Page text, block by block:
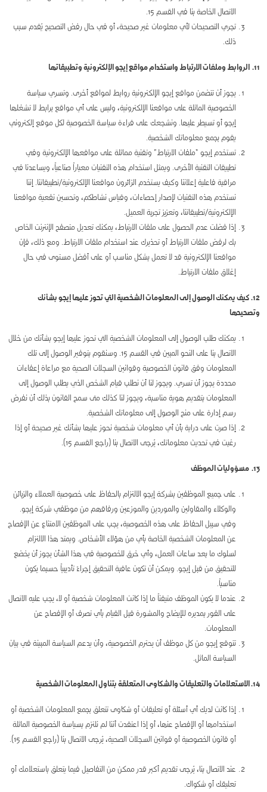
الاتصال الخاصة بنا في القسم 15.
تجري التصحيحات لأي معلومات غير صحيحة، أو في حال رفض التصحيح يُقدم سبب
ذلك.
11. الروابط وملفات الارتباط واستخدام مواقع إيجو الإلكترونية وتطبيقاتها
يجوز أن تتضمن مواقع إيجو الإلكترونية روابط لمواقع أخرى. وتسري سياسة
الخصوصية الماثلة على مواقعنا الإلكترونية، وليس على أي مواقع برابط لا تشغلها
إيجو أو تسيطر عليها. ونشجعك على قراءة سياسة الخصوصية لكل موقع إلكتروني
يقوم بجمع معلوماتك الشخصية.
تستخدم إيجو “ملفات الارتباط” وتقنية مماثلة على مواقعها الإلكترونية وفي
تطبيقات التقنية الأخرى. ويمثل استخدام هذه التقنيات معياراً صناعياً، ويساعدنا في
مراقبة فاعلية إعلاننا وكيف يستخدم الزائرون مواقعنا الإلكترونية/تطبيقاتنا. إننا
نستخدم هذه التقنيات لإصدار إحصاءات، وقياس نشاطكم، وتحسين نفعية مواقعنا
الإلكترونية/تطبيقاتنا، وتعزيز تجربة العميل.
إذا فضلت عدم الحصول على ملفات الارتباط، يمكنك تعديل متصفح الإنترنت الخاص
بك لرفض ملفات الارتباط أو تحذيرك عند استخدام ملفات الارتباط. ومع ذلك، فإن
مواقعنا الإلكترونية قد لا تعمل بشكل مناسب أو على أفضل مستوى في حال
إغلاق ملفات الارتباط.
12. كيف يمكنك الوصول إلى المعلومات الشخصية التي تحوز عليها إيجو بشأنك
وتصحيحها
يمكنك طلب الوصول إلى المعلومات الشخصية التي تحوز عليها إيجو بشأنك من خلال
الاتصال بنا على النحو المبين في القسم 15. وسنقوم بتوفير الوصول إلى تلك
المعلومات وفق قانون الخصوصية وقوانين السجلات الصحية مع مراعاة إعفاءات
محددة يجوز أن تسري. ويجوز لنا أن نطلب قيام الشخص الذي يطلب الوصول إلى
المعلومات بتقديم هوية مناسبة، ويجوز لنا كذلك متى سمح القانون بذلك أن نفرض
رسم إدارة على منح الوصول إلى معلوماتك الشخصية.
إذا صرت على دراية بأن أي معلومات شخصية نحوز عليها بشأنك غير صحيحة أو إذا
رغبت في تحديث معلوماتك، يُرجى الاتصال بنا (راجع القسم 15).
13. مسؤوليات الموظف
على جميع الموظفين بشركة إيجو الالتزام بالحفاظ على خصوصية العملاء والزبائن
والوكلاء والمقاولين والموردين والموزعين ورفاقهم من موظفي شركة إيجو.
وفي سبيل الحفاظ على هذه الخصوصية، يجب على الموظفين الامتناع عن الإفصاح
عن المعلومات الشخصية الخاصة بأي من هؤلاء الأشخاص. ويمتد هذا الالتزام
لسلوك ما بعد ساعات العمل، وأي خرق للخصوصية في هذا الشأن يجوز أن يخضع
للتحقيق من قبل إيجو. ويمكن أن تكون عاقبة التحقيق إجراءً تأديبياً حسبما يكون
مناسباً.
عندما لا يكون الموظف متيقناً ما إذا كانت المعلومات شخصية أو لا، يجب عليه الاتصال
على الفور بمديره للإيضاح والمشورة قبل القيام بأي تصرف أو الإفصاح عن
المعلومات.
تتوقع إيجو من كل موظف أن يحترم الخصوصية، وأن يدعم السياسة المبينة في بيان
السياسة الماثل.
14. الاستعلامات والتعليقات والشكاوى المتعلقة بتناول المعلومات الشخصية
إذا كانت لديك أي أسئلة أو تعليقات أو شكاوى تتعلق بجمع المعلومات الشخصية أو
استخدامها أو الإفصاح عنها، أو إذا اعتقدت أننا لم نلتزم بسياسة الخصوصية الماثلة
أو قانون الخصوصية أو قوانين السجلات الصحية، يُرجى الاتصال بنا (راجع القسم 15).
عند الاتصال بنا، يُرجى تقديم أكبر قدر ممكن من التفاصيل فيما يتعلق باستعلامك أو
تعليقك أو شكواك.